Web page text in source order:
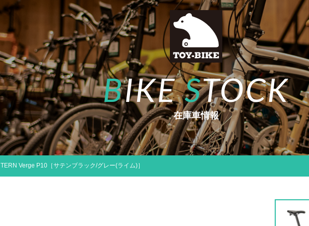
BIKESTOCK
在庫車情報
TERN Verge P10［サテンブラック/グレー(ライム)］